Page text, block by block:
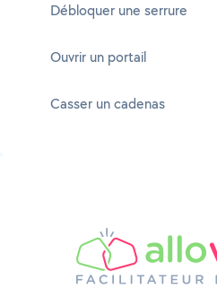
Débloquer une serrure
Ouvrir un portail
Casser un cadenas